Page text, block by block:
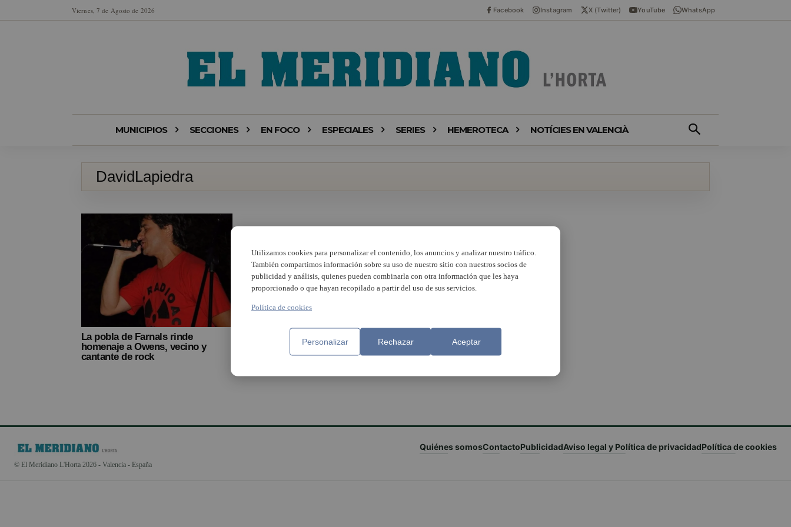
Viernes, 7 de Agosto de 2026 Facebook Instagram X (Twitter) YouTube WhatsApp
MUNICIPIOS SECCIONES EN FOCO ESPECIALES SERIES HEMEROTECA NOTÍCIES EN VALENCIÀ
DavidLapiedra
La pobla de Farnals rinde
homenaje a Owens, vecino y
cantante de rock
© El Meridiano L'Horta 2026 - Valencia - España
Quiénes somosContactoPublicidadAviso legal y Política de privacidadPolítica de cookies
Utilizamos cookies para personalizar el contenido, los anuncios y analizar nuestro tráfico.
También compartimos información sobre su uso de nuestro sitio con nuestros socios de
publicidad y análisis, quienes pueden combinarla con otra información que les haya
proporcionado o que hayan recopilado a partir del uso de sus servicios.
Política de cookies
Personalizar Rechazar Aceptar